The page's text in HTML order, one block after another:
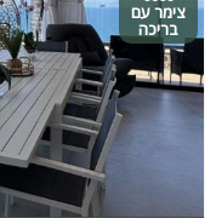
צימר עם
בריכה